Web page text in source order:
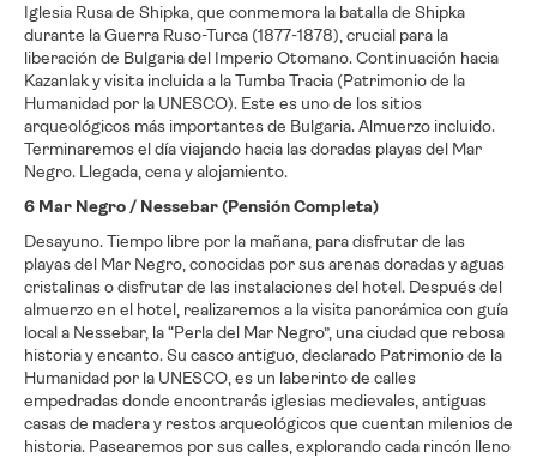
Iglesia Rusa de Shipka, que conmemora la batalla de Shipka
durante la Guerra Ruso-Turca (1877-1878), crucial para la
liberación de Bulgaria del Imperio Otomano. Continuación hacia
Kazanlak y visita incluida a la Tumba Tracia (Patrimonio de la
Humanidad por la UNESCO). Este es uno de los sitios
arqueológicos más importantes de Bulgaria. Almuerzo incluido.
Terminaremos el día viajando hacia las doradas playas del Mar
Negro. Llegada, cena y alojamiento.
6 Mar Negro / Nessebar (Pensión Completa)
Desayuno. Tiempo libre por la mañana, para disfrutar de las
playas del Mar Negro, conocidas por sus arenas doradas y aguas
cristalinas o disfrutar de las instalaciones del hotel. Después del
almuerzo en el hotel, realizaremos a la visita panorámica con guía
local a Nessebar, la “Perla del Mar Negro”, una ciudad que rebosa
historia y encanto. Su casco antiguo, declarado Patrimonio de la
Humanidad por la UNESCO, es un laberinto de calles
empedradas donde encontrarás iglesias medievales, antiguas
casas de madera y restos arqueológicos que cuentan milenios de
historia. Pasearemos por sus calles, explorando cada rincón lleno